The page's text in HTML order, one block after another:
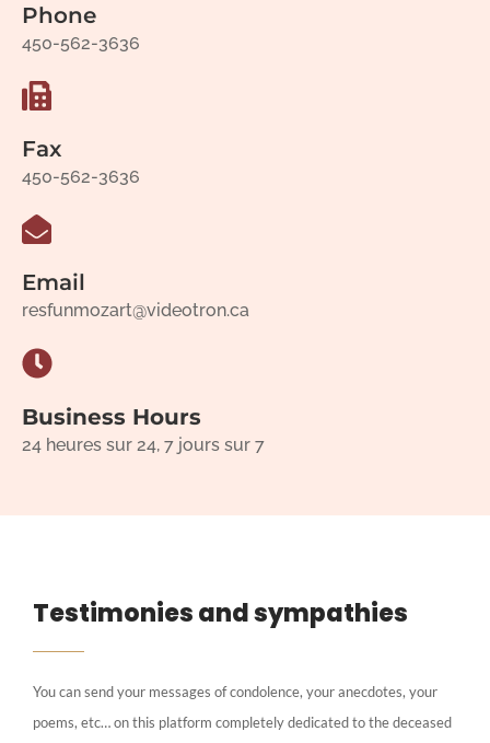
Phone
450-562-3636
Fax
450-562-3636
Email
resfunmozart@videotron.ca
Business Hours
24 heures sur 24, 7 jours sur 7
Testimonies and sympathies
You can send your messages of condolence, your anecdotes, your
poems, etc… on this platform completely dedicated to the deceased